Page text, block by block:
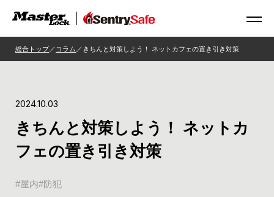
総合トップ コラム きちんと対策しよう！ ネットカフェの置き引き対策
2024.10.03
きちんと対策しよう！ ネットカ
フェの置き引き対策
屋内 防犯